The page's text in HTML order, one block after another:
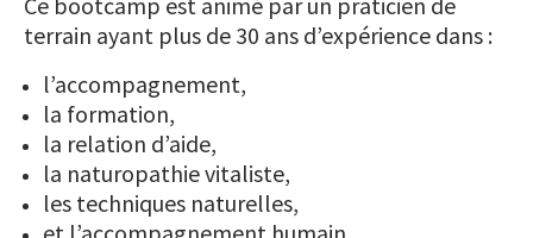
terrain ayant plus de 30 ans d’expérience dans :
l’accompagnement,
la formation,
la relation d’aide,
la naturopathie vitaliste,
les techniques naturelles,